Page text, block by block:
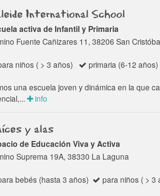
International School
activa de Infantil y Primaria
Fuente Cañizares 11, 38206 San
niños ( > 3 años) primaria (6-12 años)
una escuela joven y dinámica en la que
info
y alas
de Educación Viva y Activa
Suprema 19A, 38330 La Laguna
bebés (hasta 3 años) para niños ( > 3